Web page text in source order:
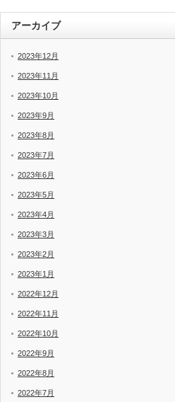
アーカイブ
2023年12月
2023年11月
2023年10月
2023年9月
2023年8月
2023年7月
2023年6月
2023年5月
2023年4月
2023年3月
2023年2月
2023年1月
2022年12月
2022年11月
2022年10月
2022年9月
2022年8月
2022年7月